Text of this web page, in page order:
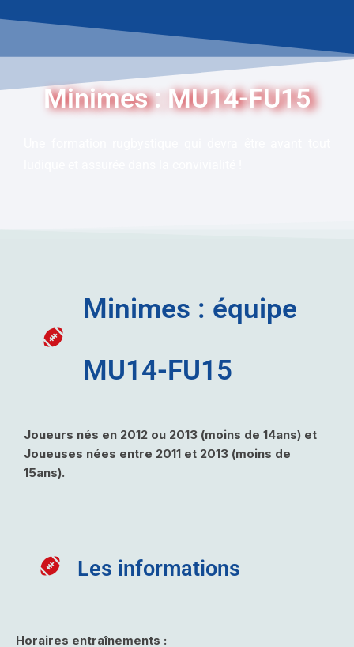
Minimes : MU14-FU15
Minimes : équipe
MU14-FU15
Joueurs nés en 2012 ou 2013 (moins de 14ans) et
Joueuses nées entre 2011 et 2013 (moins de
15ans).
Les informations
Horaires entraînements :